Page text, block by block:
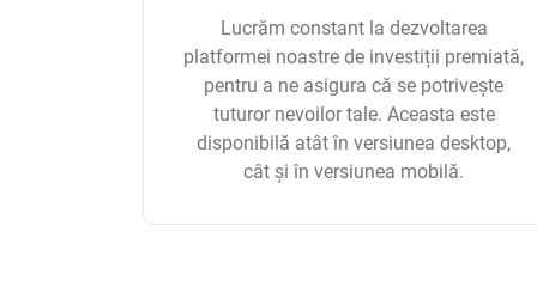
Lucrăm constant la dezvoltarea
platformei noastre de investiții premiată,
pentru a ne asigura că se potrivește
tuturor nevoilor tale. Aceasta este
disponibilă atât în versiunea desktop,
cât și în versiunea mobilă.